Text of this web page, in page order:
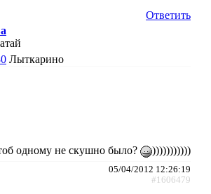
Ответить
Лыткарино
одному не скушно было? )))))))))))
05/04/2012 12:26:19
#1606479